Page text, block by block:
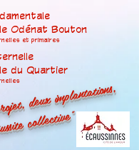
Odénat Bouton
et primaires
du Quartier
deux implantations,
collective"